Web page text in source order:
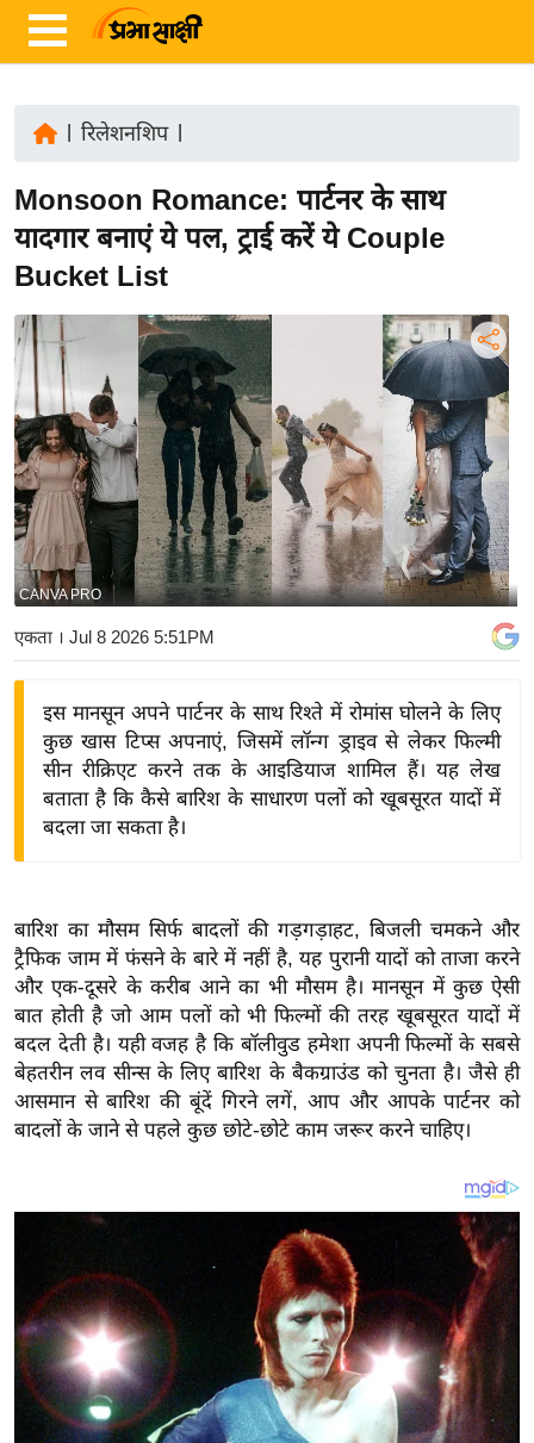
ज़ा
ख
ब
र
रा
ष्ट्री
य
अं
त
र्रा
ष्ट्री
य
बि
ज़
ने
द्यो
वि
शे
ष
ज्ञ
रा
य
ब
ज
खे
के
ट
I
P
रिलेशनशिप|
Monsoon Romance: पार्टनर के साथ
यादगार बनाएं ये पल, ट्राई करें ये Couple
Bucket List
CANVA PRO
एकता । Jul 8 2026 5:51PM
इस मानसून अपने पार्टनर के साथ रिश्ते में रोमांस घोलने के लिए
कुछ खास टिप्स अपनाएं, जिसमें लॉन्ग ड्राइव से लेकर फिल्मी
सीन रीक्रिएट करने तक के आइडियाज शामिल हैं। यह लेख
बताता है कि कैसे बारिश के साधारण पलों को खूबसूरत यादों में
बदला जा सकता है।
बारिश का मौसम सिर्फ बादलों की गड़गड़ाहट, बिजली चमकने और
ट्रैफिक जाम में फंसने के बारे में नहीं है, यह पुरानी यादों को ताजा करने
और एक-दूसरे के करीब आने का भी मौसम है। मानसून में कुछ ऐसी
बात होती है जो आम पलों को भी फिल्मों की तरह खूबसूरत यादों में
बदल देती है। यही वजह है कि बॉलीवुड हमेशा अपनी फिल्मों के सबसे
बेहतरीन लव सीन्स के लिए बारिश के बैकग्राउंड को चुनता है। जैसे ही
आसमान से बारिश की बूंदें गिरने लगें, आप और आपके पार्टनर को
बादलों के जाने से पहले कुछ छोटे-छोटे काम जरूर करने चाहिए।